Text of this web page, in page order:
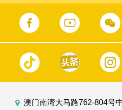
澳门南湾大马路762-804号